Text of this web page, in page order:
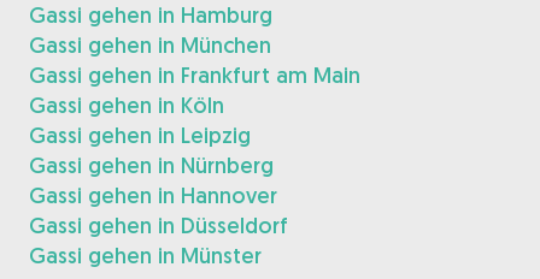
Gassi gehen in Hamburg
Gassi gehen in München
Gassi gehen in Frankfurt am Main
Gassi gehen in Köln
Gassi gehen in Leipzig
Gassi gehen in Nürnberg
Gassi gehen in Hannover
Gassi gehen in Düsseldorf
Gassi gehen in Münster